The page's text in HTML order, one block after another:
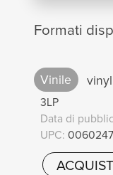
Formati
Vinile
3LP
Data di
UPC: